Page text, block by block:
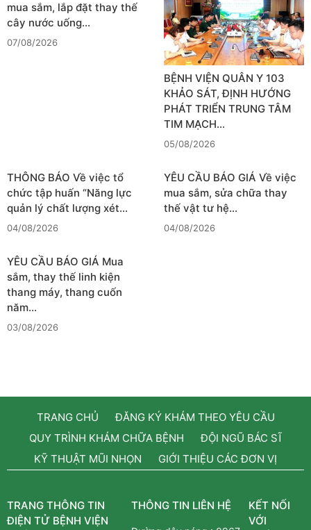
mua sắm, lắp đặt thay thế
cây nước uống…
07/08/2026
BỆNH VIỆN QUÂN Y 103
KHẢO SÁT, ĐỊNH HƯỚNG
PHÁT TRIỂN TRUNG TÂM
TIM MẠCH…
05/08/2026
THÔNG BÁO Về việc tổ
chức tập huấn “Năng lực
quản lý chất lượng xét…
04/08/2026
YÊU CẦU BÁO GIÁ Về việc
mua sắm, sửa chữa thay
thế vật tư hệ…
04/08/2026
YÊU CẦU BÁO GIÁ Mua
sắm, thay thế linh kiện
thang máy, thang cuốn
năm…
03/08/2026
TRANG CHỦ
ĐĂNG KÝ KHÁM THEO YÊU CẦU
QUY TRÌNH KHÁM CHỮA BỆNH
ĐỘI NGŨ BÁC SĨ
KỸ THUẬT MŨI NHỌN
GIỚI THIỆU CÁC ĐƠN VỊ
TRANG THÔNG TIN
ĐIỆN TỬ BỆNH VIỆN
THÔNG TIN LIÊN HỆ
KẾT NỐI
VỚI